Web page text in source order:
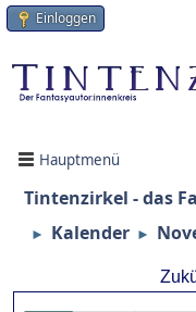
Einloggen
Hauptmenü
Tintenzirkel - das
► Kalender ►